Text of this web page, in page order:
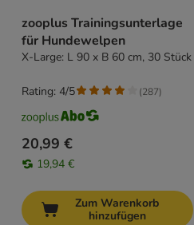
zooplus Trainingsunterlage
für Hundewelpen
X-Large: L 90 x B 60 cm, 30 Stück
20,99 €
19,94 €
Rating: 4/5 (287)
Zum Warenkorb
hinzufügen